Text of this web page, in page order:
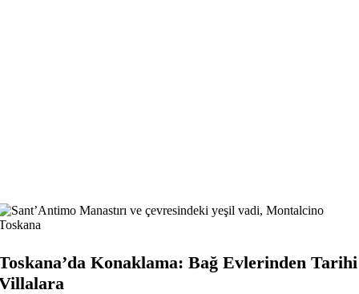
Konaklama: Bağ Evlerinden Tarihi